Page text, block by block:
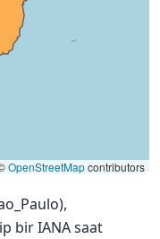
OpenStreetMapcontributors
bir IANA saat